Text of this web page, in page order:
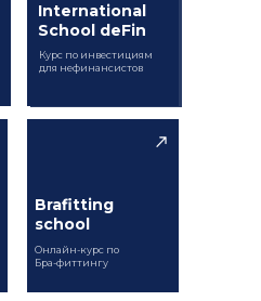
International
School deFin
Курс по инвестициям
для нефинансистов
Brafitting
school
Онлайн-курс по
Бра-фиттингу